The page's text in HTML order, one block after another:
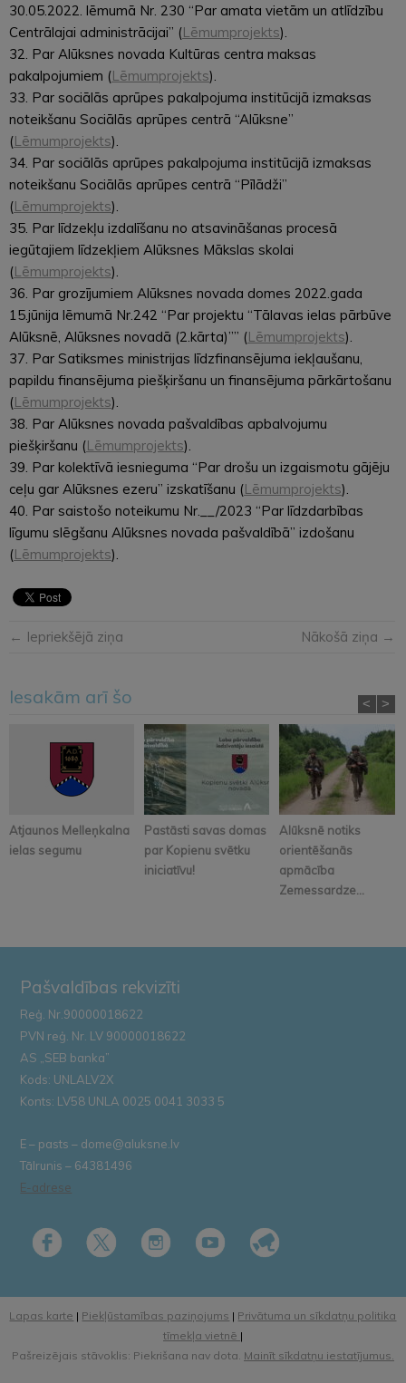
30.05.2022. lēmumā Nr. 230 “Par amata vietām un atlīdzību
Centrālajai administrācijai” (Lēmumprojekts).
32. Par Alūksnes novada Kultūras centra maksas
pakalpojumiem (Lēmumprojekts).
33. Par sociālās aprūpes pakalpojuma institūcijā izmaksas
noteikšanu Sociālās aprūpes centrā “Alūksne”
(Lēmumprojekts).
34. Par sociālās aprūpes pakalpojuma institūcijā izmaksas
noteikšanu Sociālās aprūpes centrā “Pīlādži”
(Lēmumprojekts).
35. Par līdzekļu izdalīšanu no atsavināšanas procesā
iegūtajiem līdzekļiem Alūksnes Mākslas skolai
(Lēmumprojekts).
36. Par grozījumiem Alūksnes novada domes 2022.gada
15.jūnija lēmumā Nr.242 “Par projektu “Tālavas ielas pārbūve
Alūksnē, Alūksnes novadā (2.kārta)”” (Lēmumprojekts).
37. Par Satiksmes ministrijas līdzfinansējuma iekļaušanu,
papildu finansējuma piešķiršanu un finansējuma pārkārtošanu
(Lēmumprojekts).
38. Par Alūksnes novada pašvaldības apbalvojumu
piešķiršanu (Lēmumprojekts).
39. Par kolektīvā iesnieguma “Par drošu un izgaismotu gājēju
ceļu gar Alūksnes ezeru” izskatīšanu (Lēmumprojekts).
40. Par saistošo noteikumu Nr.__/2023 “Par līdzdarbības
līgumu slēgšanu Alūksnes novada pašvaldībā” izdošanu
(Lēmumprojekts).
← Iepriekšējā ziņa Nākošā ziņa →
Iesakām arī šo
Atjaunos Melleņkalna
ielas segumu
Pastāsti savas domas
par Kopienu svētku
iniciatīvu!
Alūksnē notiks
orientēšanās
apmācība
Zemessardze...
< >
Pašvaldības rekvizīti
Reģ. Nr.90000018622
PVN reģ. Nr. LV 90000018622
AS „SEB banka”
Kods: UNLALV2X
Konts: LV58 UNLA 0025 0041 3033 5
E – pasts – dome@aluksne.lv
Tālrunis – 64381496
E-adrese
Lapas karte | Piekļūstamības paziņojums | Privātuma un sīkdatņu politika
tīmekļa vietnē |
Pašreizējais stāvoklis: Piekrišana nav dota. Mainīt sīkdatņu iestatījumus.